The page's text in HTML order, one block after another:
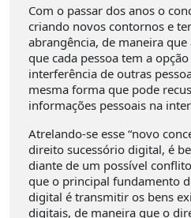
Com o passar dos anos o
criando novos contornos e
abrangência, de maneira
que cada pessoa tem a
interferência de outras
mesma forma que pode
informações pessoais na
Atrelando-se esse “novo
direito sucessório digital, é
diante de um possível
que o principal fundamento
digital é transmitir os bens
digitais, de maneira que o